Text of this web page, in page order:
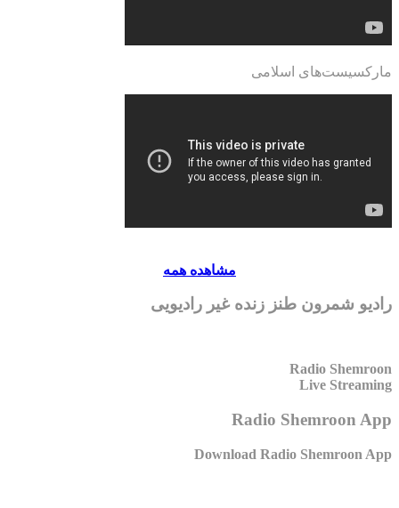
مارکسیست‌های اسلامی
مشاهده همه
رادیو شمرون طنز زنده غیر رادیویی
Radio Shemroon
Live Streaming
Radio Shemroon App
Download Radio Shemroon App